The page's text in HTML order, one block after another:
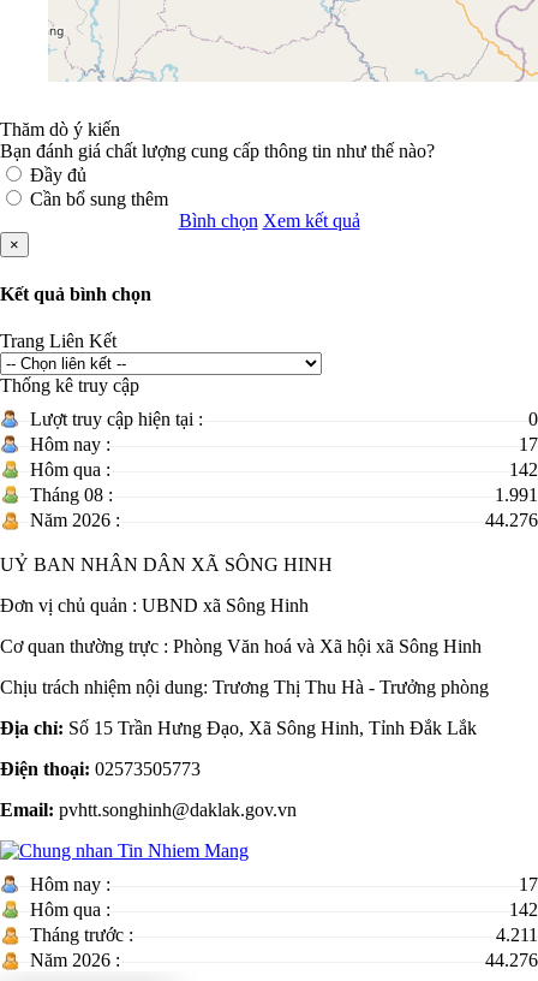
Thăm dò ý kiến
Bạn đánh giá chất lượng cung cấp thông tin như thế nào?
Đầy đủ
Cần bổ sung thêm
Bình chọn Xem kết quả
×
Kết quả bình chọn
Trang Liên Kết
Thống kê truy cập
Lượt truy cập hiện tại :
0
Hôm nay :
17
Hôm qua :
142
Tháng 08 :
1.991
Năm 2026 :
44.276
UỶ BAN NHÂN DÂN XÃ SÔNG HINH
Đơn vị chủ quản : UBND xã Sông Hinh
Cơ quan thường trực : Phòng Văn hoá và Xã hội xã Sông Hinh
Chịu trách nhiệm nội dung: Trương Thị Thu Hà - Trưởng phòng
Địa chỉ: Số 15 Trần Hưng Đạo, Xã Sông Hinh, Tỉnh Đắk Lắk
Điện thoại: 02573505773
Email: pvhtt.songhinh@daklak.gov.vn
Hôm nay :
17
Hôm qua :
142
Tháng trước :
4.211
Năm 2026 :
44.276